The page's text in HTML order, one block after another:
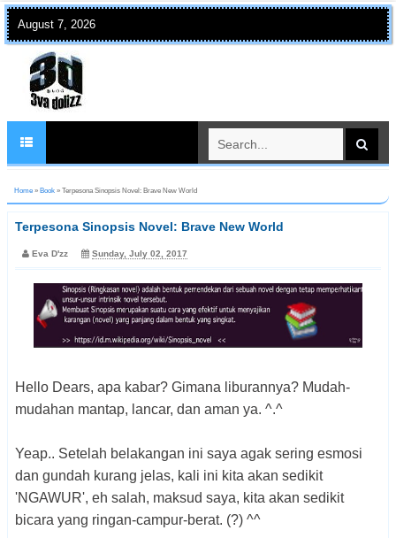
August 7, 2026
Home » Book » Terpesona Sinopsis Novel: Brave New World
Terpesona Sinopsis Novel: Brave New World
Eva D'zz Sunday, July 02, 2017
Hello Dears, apa kabar? Gimana liburannya? Mudah-
mudahan mantap, lancar, dan aman ya. ^.^
Yeap.. Setelah belakangan ini saya agak sering esmosi
dan gundah kurang jelas, kali ini kita akan sedikit
'NGAWUR', eh salah, maksud saya, kita akan sedikit
bicara yang ringan-campur-berat. (?) ^^